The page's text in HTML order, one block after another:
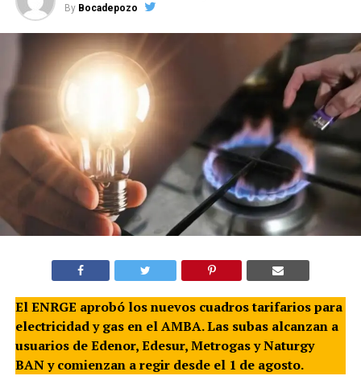
By Bocadepozo
El ENRGE aprobó los nuevos cuadros tarifarios para
electricidad y gas en el AMBA. Las subas alcanzan a
usuarios de Edenor, Edesur, Metrogas y Naturgy
BAN y comienzan a regir desde el 1 de agosto.